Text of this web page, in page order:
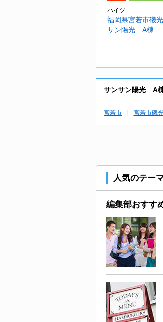
ハイツ
福岡県宮若市磯
サン陽光 A棟
サンサン陽光 A
宮若市 宮若市磯光
人気のテー
編集部おすす